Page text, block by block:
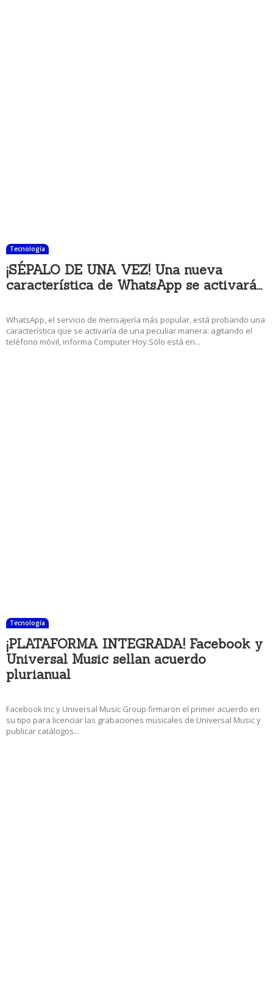
Tecnología
¡SÉPALO DE UNA VEZ! Una nueva
característica de WhatsApp se activará...
WhatsApp, el servicio de mensajería más popular, está probando una
característica que se activaría de una peculiar manera: agitando el
teléfono móvil, informa Computer Hoy.Sólo está en...
Tecnología
¡PLATAFORMA INTEGRADA! Facebook y
Universal Music sellan acuerdo
plurianual
Facebook Inc y Universal Music Group firmaron el primer acuerdo en
su tipo para licenciar las grabaciones musicales de Universal Music y
publicar catálogos...